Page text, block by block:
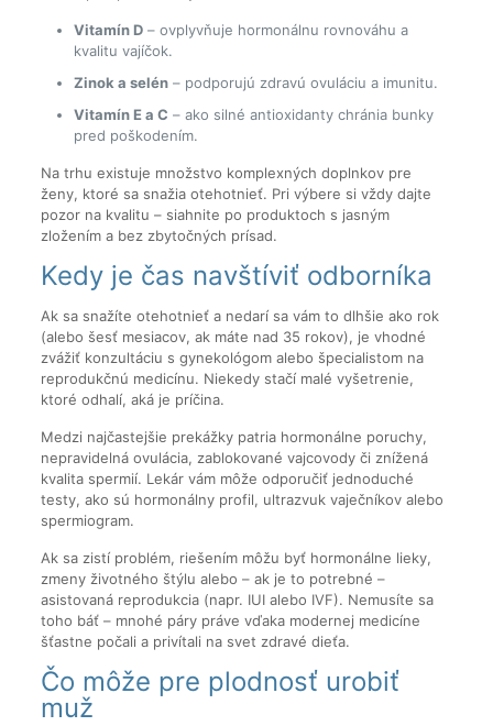
Vitamín D– ovplyvňuje hormonálnu rovnováhu a
kvalitu vajíčok.
Zinok a selén– podporujú zdravú ovuláciu a imunitu.
Vitamín E a C – ako silné antioxidanty chránia bunky
pred poškodením.
Na trhu existuje množstvo komplexných doplnkov pre
ženy, ktoré sa snažia otehotnieť. Pri výbere si vždy dajte
pozor na kvalitu – siahnite po produktoch s jasným
zložením a bez zbytočných prísad.
Kedy je čas navštíviť odborníka
Ak sa snažíte otehotnieť a nedarí sa vám to dlhšie ako rok
(alebo šesť mesiacov, ak máte nad 35 rokov), je vhodné
zvážiť konzultáciu s gynekológom alebo špecialistom na
reprodukčnú medicínu. Niekedy stačí malé vyšetrenie,
ktoré odhalí, aká je príčina.
Medzi najčastejšie prekážky patria hormonálne poruchy,
nepravidelná ovulácia, zablokované vajcovody či znížená
kvalita spermií. Lekár vám môže odporučiť jednoduché
testy, ako sú hormonálny profil, ultrazvuk vaječníkov alebo
spermiogram.
Ak sa zistí problém, riešením môžu byť hormonálne lieky,
zmeny životného štýlu alebo – ak je to potrebné –
asistovaná reprodukcia (napr. IUI alebo IVF). Nemusíte sa
toho báť – mnohé páry práve vďaka modernej medicíne
šťastne počali a privítali na svet zdravé dieťa.
Čo môže pre plodnosť urobiť
muž